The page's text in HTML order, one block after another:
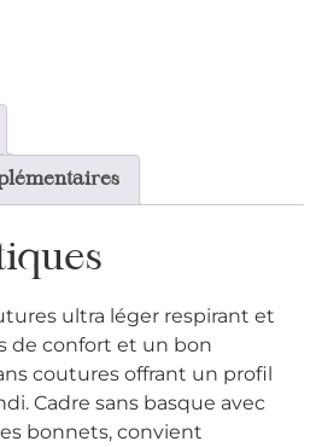
ultra léger respirant et
de confort et un bon
coutures offrant un profil
Cadre sans basque avec
bonnets, convient